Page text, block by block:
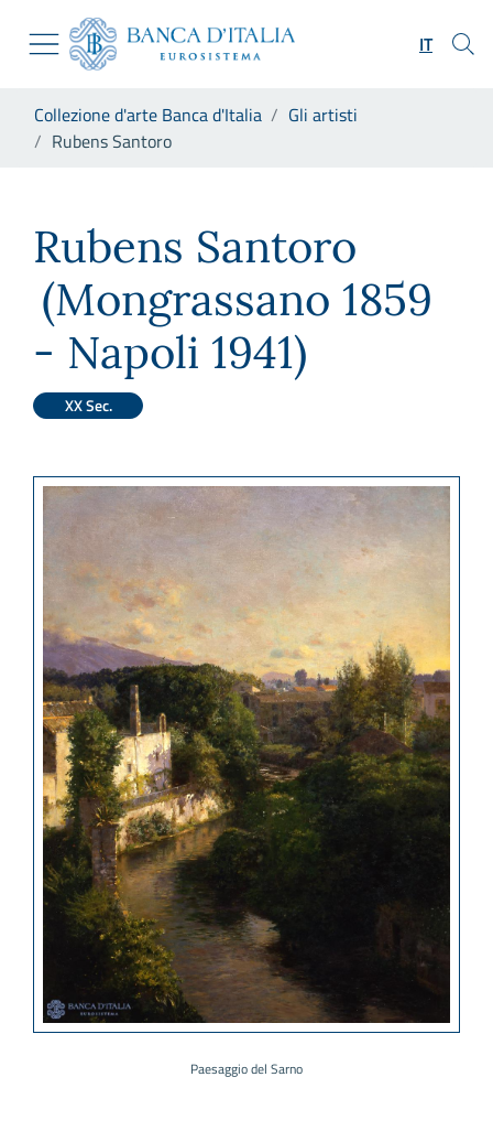
Skip to Main Content
Vai al sito istituzionale
Vai al menu di navigazione
Vai alla ricerca
Vai al footer
IT
Collezione d'arte Banca d'Italia
Gli artisti
Rubens Santoro
Rubens Santoro
(Mongrassano 1859
- Napoli 1941)
XX Sec.
Paesaggio del Sarno